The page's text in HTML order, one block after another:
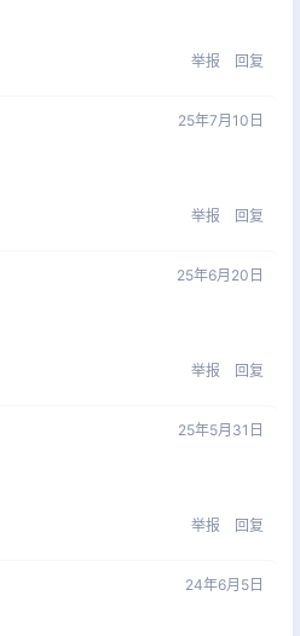
举报 回复
25年7月10日
举报 回复
25年6月20日
举报 回复
25年5月31日
举报 回复
24年6月5日